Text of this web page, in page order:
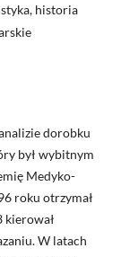
historia
dorobku
był wybitnym
Medyko-
roku otrzymał
kierował
W latach